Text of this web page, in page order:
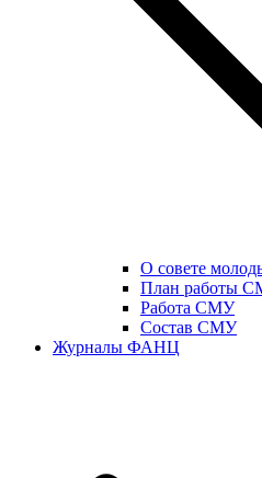
О совете
План работы
Работа СМУ
Состав СМУ
Журналы ФАНЦ